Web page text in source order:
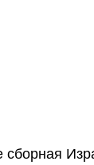
сборная